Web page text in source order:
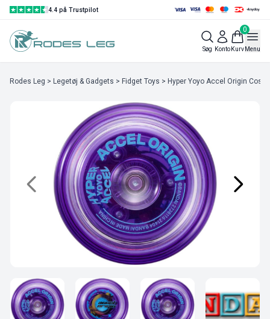
4.4 på Trustpilot
Søg Konto
0
KurvMenu
Rodes Leg > Legetøj & Gadgets > Fidget Toys > Hyper Yoyo Accel Origin